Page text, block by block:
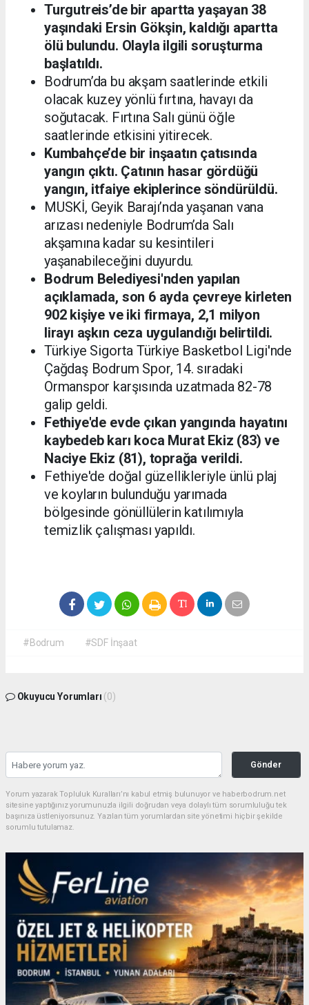
Turgutreis’de bir apartta yaşayan 38
yaşındaki Ersin Gökşin, kaldığı apartta
ölü bulundu. Olayla ilgili soruşturma
başlatıldı.
Bodrum’da bu akşam saatlerinde etkili
olacak kuzey yönlü fırtına, havayı da
soğutacak. Fırtına Salı günü öğle
saatlerinde etkisini yitirecek.
Kumbahçe’de bir inşaatın çatısında
yangın çıktı. Çatının hasar gördüğü
yangın, itfaiye ekiplerince söndürüldü.
MUSKİ, Geyik Barajı’nda yaşanan vana
arızası nedeniyle Bodrum’da Salı
akşamına kadar su kesintileri
yaşanabileceğini duyurdu.
Bodrum Belediyesi'nden yapılan
açıklamada, son 6 ayda çevreye kirleten
902 kişiye ve iki firmaya, 2,1 milyon
lirayı aşkın ceza uygulandığı belirtildi.
Türkiye Sigorta Türkiye Basketbol Ligi'nde
Çağdaş Bodrum Spor, 14. sıradaki
Ormanspor karşısında uzatmada 82-78
galip geldi.
Fethiye'de evde çıkan yangında hayatını
kaybedeb karı koca Murat Ekiz (83) ve
Naciye Ekiz (81), toprağa verildi.
Fethiye'de doğal güzellikleriyle ünlü plaj
ve koyların bulunduğu yarımada
bölgesinde gönüllülerin katılımıyla
temizlik çalışması yapıldı.
#Bodrum #SDF İnşaat
Okuyucu Yorumları (0)
Gönder
Yorum yazarak Topluluk Kuralları’nı kabul etmiş bulunuyor ve haberbodrum.net
sitesine yaptığınız yorumunuzla ilgili doğrudan veya dolaylı tüm sorumluluğu tek
başınıza üstleniyorsunuz. Yazılan tüm yorumlardan site yönetimi hiçbir şekilde
sorumlu tutulamaz.